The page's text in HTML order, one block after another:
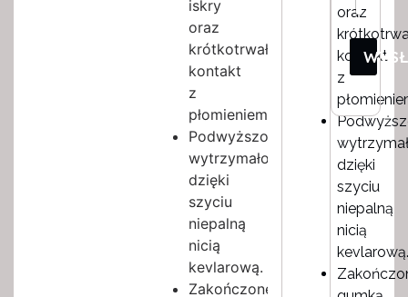
iskry
oraz
krótkotrwały
kontakt
z
płomieniem.
Podwyższona
wytrzymałość
dzięki
szyciu
niepalną
nicią
kevlarową.
Zakończone
oraz
kontakt
z
dzięki
szyciu
niepalną
nicią
kevlarową.